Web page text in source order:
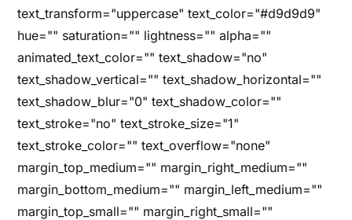
text_transform="uppercase" text_color="#d9d9d9"
hue="" saturation="" lightness="" alpha=""
animated_text_color="" text_shadow="no"
text_shadow_vertical="" text_shadow_horizontal=""
text_shadow_blur="0" text_shadow_color=""
text_stroke="no" text_stroke_size="1"
text_stroke_color="" text_overflow="none"
margin_top_medium="" margin_right_medium=""
margin_bottom_medium="" margin_left_medium=""
margin_top_small="" margin_right_small=""